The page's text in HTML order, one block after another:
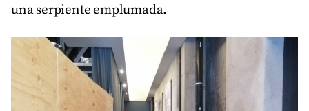
una serpiente emplumada.